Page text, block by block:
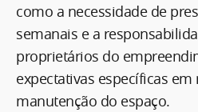
como a necessidade de
semanais e a
proprietários do
expectativas específicas em
manutenção do espaço.